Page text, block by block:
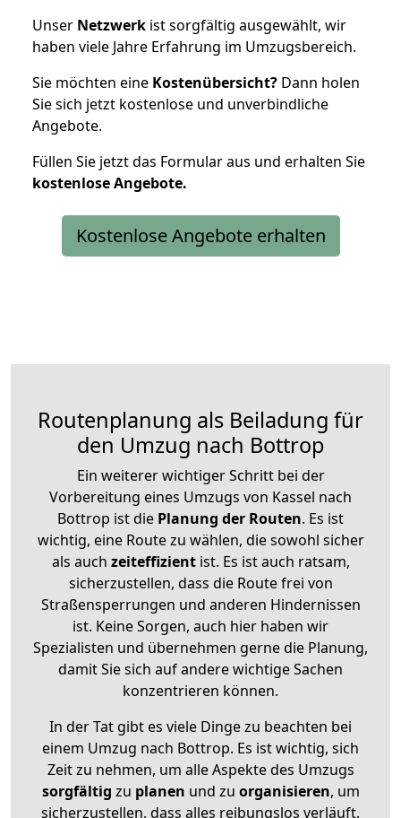
Unser Netzwerk ist sorgfältig ausgewählt, wir
haben viele Jahre Erfahrung im Umzugsbereich.
Sie möchten eine Kostenübersicht? Dann holen
Sie sich jetzt kostenlose und unverbindliche
Angebote.
Füllen Sie jetzt das Formular aus und erhalten Sie
kostenloseAngebote.
Kostenlose Angebote erhalten
Routenplanung als Beiladung für
den Umzug nach Bottrop
Ein weiterer wichtiger Schritt bei der
Vorbereitung eines Umzugs von Kassel nach
Bottrop ist die Planung der Routen. Es ist
wichtig, eine Route zu wählen, die sowohl sicher
als auch zeiteffizientist. Es ist auch ratsam,
sicherzustellen, dass die Route frei von
Straßensperrungen und anderen Hindernissen
ist. Keine Sorgen, auch hier haben wir
Spezialisten und übernehmen gerne die Planung,
damit Sie sich auf andere wichtige Sachen
konzentrieren können.
In der Tat gibt es viele Dinge zu beachten bei
einem Umzug nach Bottrop. Es ist wichtig, sich
Zeit zu nehmen, um alle Aspekte des Umzugs
sorgfältig zu planen und zu organisieren, um
sicherzustellen, dass alles reibungslos verläuft.